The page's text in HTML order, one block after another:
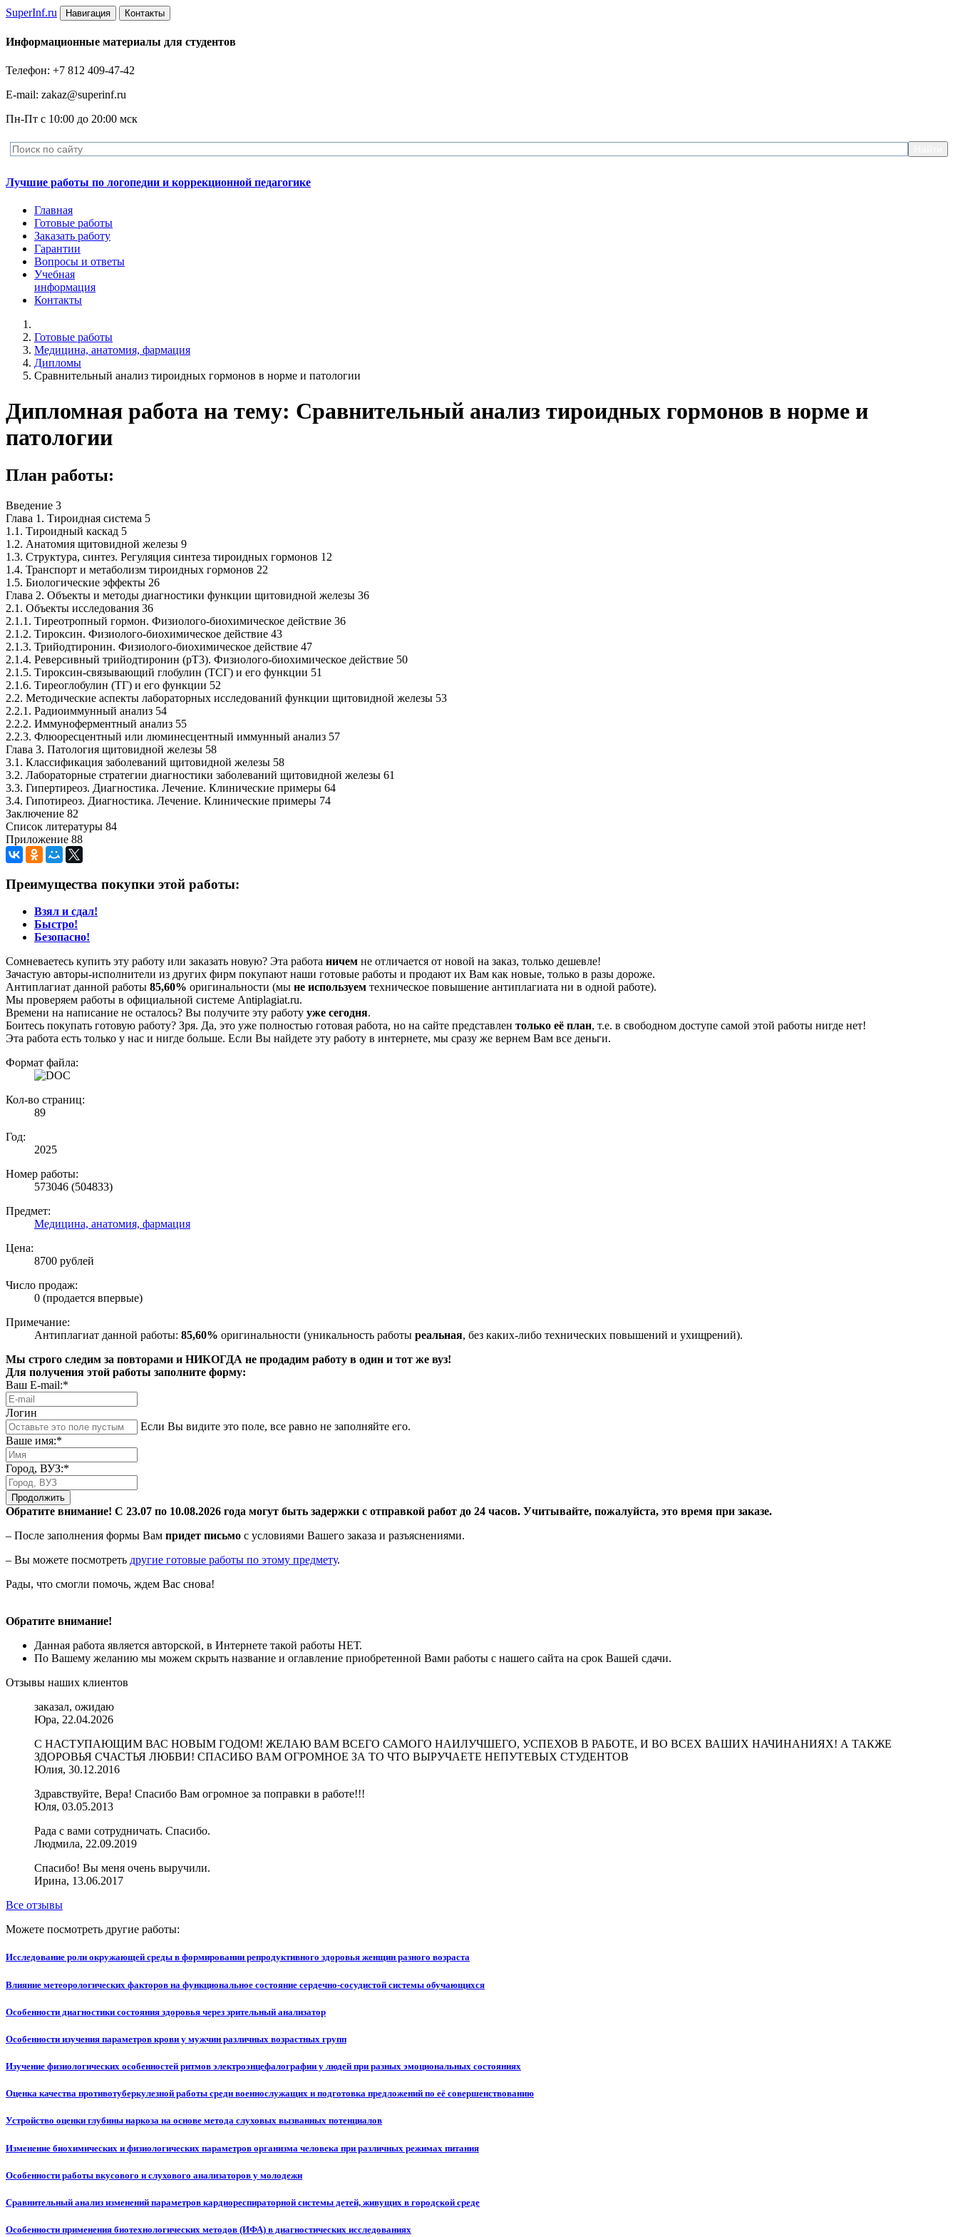
SuperInf.ru Навигация Контакты
Информационные материалы для студентов
Телефон: +7 812 409-47-42
E-mail: zakaz@superinf.ru
Пн-Пт с 10:00 до 20:00 мск
Лучшие работы по логопедии и коррекционной педагогике
Главная
Готовые работы
Заказать работу
Гарантии
Вопросы и ответы
Учебная
информация
Контакты
Готовые работы
Медицина, анатомия, фармация
Дипломы
Сравнительный анализ тироидных гормонов в норме и патологии
Дипломная работа на тему: Сравнительный анализ тироидных гормонов в норме и
патологии
План работы:
Введение 3
Глава 1. Тироидная система 5
1.1. Тироидный каскад 5
1.2. Анатомия щитовидной железы 9
1.3. Структура, синтез. Регуляция синтеза тироидных гормонов 12
1.4. Транспорт и метаболизм тироидных гормонов 22
1.5. Биологические эффекты 26
Глава 2. Объекты и методы диагностики функции щитовидной железы 36
2.1. Объекты исследования 36
2.1.1. Тиреотропный гормон. Физиолого-биохимическое действие 36
2.1.2. Тироксин. Физиолого-биохимическое действие 43
2.1.3. Трийодтиронин. Физиолого-биохимическое действие 47
2.1.4. Реверсивный трийодтиронин (рТ3). Физиолого-биохимическое действие 50
2.1.5. Тироксин-связывающий глобулин (ТСГ) и его функции 51
2.1.6. Тиреоглобулин (ТГ) и его функции 52
2.2. Методические аспекты лабораторных исследований функции щитовидной железы 53
2.2.1. Радиоиммунный анализ 54
2.2.2. Иммуноферментный анализ 55
2.2.3. Флюоресцентный или люминесцентный иммунный анализ 57
Глава 3. Патология щитовидной железы 58
3.1. Классификация заболеваний щитовидной железы 58
3.2. Лабораторные стратегии диагностики заболеваний щитовидной железы 61
3.3. Гипертиреоз. Диагностика. Лечение. Клинические примеры 64
3.4. Гипотиреоз. Диагностика. Лечение. Клинические примеры 74
Заключение 82
Список литературы 84
Приложение 88
Преимущества покупки этой работы:
Взял и сдал!
Быстро!
Безопасно!
Сомневаетесь купить эту работу или заказать новую? Эта работа ничем не отличается от новой на заказ, только дешевле!
Зачастую авторы-исполнители из других фирм покупают наши готовые работы и продают их Вам как новые, только в разы дороже.
Антиплагиат данной работы 85,60% оригинальности (мы не используем техническое повышение антиплагиата ни в одной работе).
Мы проверяем работы в официальной системе Аntiplagiat.ru.
Времени на написание не осталось? Вы получите эту работу уже сегодня.
Боитесь покупать готовую работу? Зря. Да, это уже полностью готовая работа, но на сайте представлен только её план, т.е. в свободном доступе самой этой работы нигде нет!
Эта работа есть только у нас и нигде больше. Если Вы найдете эту работу в интернете, мы сразу же вернем Вам все деньги.
Формат файла:
Кол-во страниц:
89
Год:
2025
Номер работы:
573046 (504833)
Предмет:
Медицина, анатомия, фармация
Цена:
8700 рублей
Число продаж:
0 (продается впервые)
Примечание:
Антиплагиат данной работы: 85,60% оригинальности (уникальность работы реальная, без каких-либо технических повышений и ухищрений).
Мы строго следим за повторами и НИКОГДА не продадим работу в один и тот же вуз!
Для получения этой работы заполните форму:
Ваш E-mail:*
Логин
Если Вы видите это поле, все равно не заполняйте его.
Ваше имя:*
Город, ВУЗ:*
Продолжить
Обратите внимание! С 23.07 по 10.08.2026 года могут быть задержки с отправкой работ до 24 часов. Учитывайте, пожалуйста, это время при заказе.
– После заполнения формы Вам придет письмо с условиями Вашего заказа и разъяснениями.
– Вы можете посмотреть другие готовые работы по этому предмету.
Рады, что смогли помочь, ждем Вас снова!
Обратите внимание!
Данная работа является авторской, в Интернете такой работы НЕТ.
По Вашему желанию мы можем скрыть название и оглавление приобретенной Вами работы с нашего сайта на срок Вашей сдачи.
Отзывы наших клиентов
заказал, ожидаю
Юра, 22.04.2026
С НАСТУПАЮЩИМ ВАС НОВЫМ ГОДОМ! ЖЕЛАЮ ВАМ ВСЕГО САМОГО НАИЛУЧШЕГО, УСПЕХОВ В РАБОТЕ, И ВО ВСЕХ ВАШИХ НАЧИНАНИЯХ! А ТАКЖЕ
ЗДОРОВЬЯ СЧАСТЬЯ ЛЮБВИ! СПАСИБО ВАМ ОГРОМНОЕ ЗА ТО ЧТО ВЫРУЧАЕТЕ НЕПУТЕВЫХ СТУДЕНТОВ
Юлия, 30.12.2016
Здравствуйте, Вера! Спасибо Вам огромное за поправки в работе!!!
Юля, 03.05.2013
Рада с вами сотрудничать. Спасибо.
Людмила, 22.09.2019
Спасибо! Вы меня очень выручили.
Ирина, 13.06.2017
Все отзывы
Можете посмотреть другие работы:
Исследование роли окружающей среды в формировании репродуктивного здоровья женщин разного возраста
Влияние метеорологических факторов на функциональное состояние сердечно-сосудистой системы обучающихся
Особенности диагностики состояния здоровья через зрительный анализатор
Особенности изучения параметров крови у мужчин различных возрастных групп
Изучение физиологических особенностей ритмов электроэнцефалографии у людей при разных эмоциональных состояниях
Оценка качества противотуберкулезной работы среди военнослужащих и подготовка предложений по её совершенствованию
Устройство оценки глубины наркоза на основе метода слуховых вызванных потенциалов
Изменение биохимических и физиологических параметров организма человека при различных режимах питания
Особенности работы вкусового и слухового анализаторов у молодежи
Сравнительный анализ изменений параметров кардиореспираторной системы детей, живущих в городской среде
Особенности применения биотехнологических методов (ИФА) в диагностических исследованиях